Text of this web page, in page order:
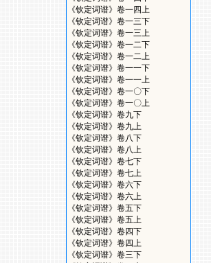
《钦定词谱》卷一四上
《钦定词谱》卷一三下
《钦定词谱》卷一三上
《钦定词谱》卷一二下
《钦定词谱》卷一二上
《钦定词谱》卷一一下
《钦定词谱》卷一一上
《钦定词谱》卷一〇下
《钦定词谱》卷一〇上
《钦定词谱》卷九下
《钦定词谱》卷九上
《钦定词谱》卷八下
《钦定词谱》卷八上
《钦定词谱》卷七下
《钦定词谱》卷七上
《钦定词谱》卷六下
《钦定词谱》卷六上
《钦定词谱》卷五下
《钦定词谱》卷五上
《钦定词谱》卷四下
《钦定词谱》卷四上
《钦定词谱》卷三下